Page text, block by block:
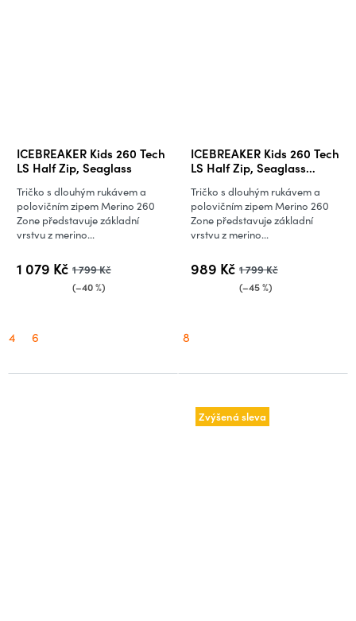
ICEBREAKER Kids 260 Tech
LS Half Zip, Seaglass
1 079 Kč 1 799 Kč
(–40 %)
Tričko s dlouhým rukávem a
polovičním zipem Merino 260
Zone představuje základní
vrstvu z merino...
4 6
ICEBREAKER Kids 260 Tech
LS Half Zip, Seaglass
989 Kč 1 799 Kč
(–45 %)
Tričko s dlouhým rukávem a
polovičním zipem Merino 260
Zone představuje základní
vrstvu z merino...
8
Zvýšená sleva